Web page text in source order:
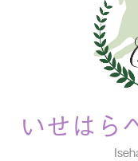
いせはら